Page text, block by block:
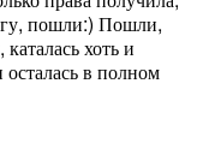
пошли:) Пошли,
хоть и
в полном